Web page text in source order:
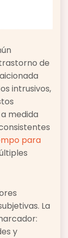
de
intrusivos,
medida
para
La
y